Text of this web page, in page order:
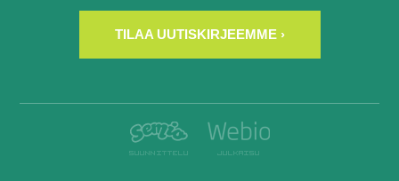
TILAA UUTISKIRJEEMME ›